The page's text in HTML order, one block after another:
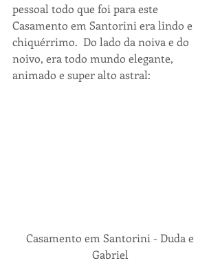
pessoal todo que foi para este
Casamento em Santorini era lindo e
chiquérrimo.  Do lado da noiva e do
noivo, era todo mundo elegante,
animado e super alto astral:
Gabriel